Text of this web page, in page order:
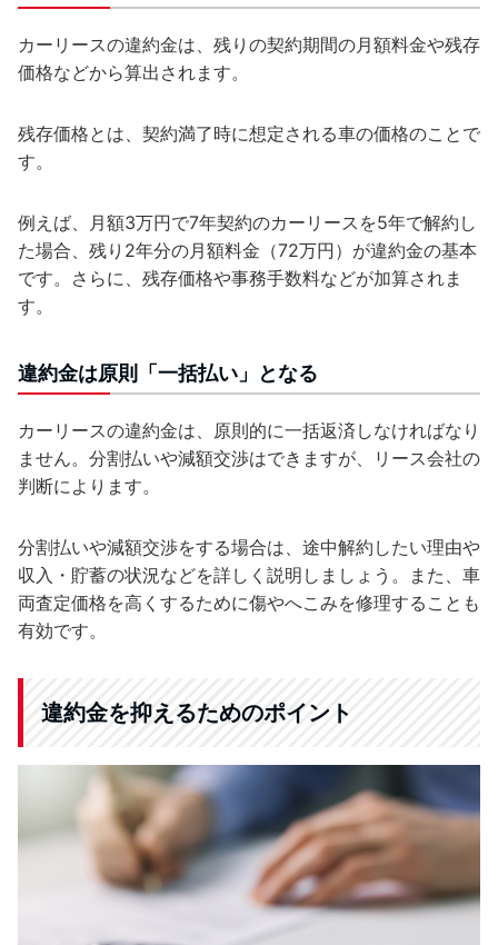
カーリースの違約金は、残りの契約期間の月額料金や残存
価格などから算出されます。
残存価格とは、契約満了時に想定される車の価格のことで
す。
例えば、月額3万円で7年契約のカーリースを5年で解約し
た場合、残り2年分の月額料金（72万円）が違約金の基本
です。さらに、残存価格や事務手数料などが加算されま
す。
違約金は原則「一括払い」となる
カーリースの違約金は、原則的に一括返済しなければなり
ません。分割払いや減額交渉はできますが、リース会社の
判断によります。
分割払いや減額交渉をする場合は、途中解約したい理由や
収入・貯蓄の状況などを詳しく説明しましょう。また、車
両査定価格を高くするために傷やへこみを修理することも
有効です。
違約金を抑えるためのポイント